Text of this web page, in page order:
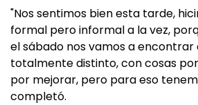
"Nos sentimos bien esta tarde,
formal pero informal a la vez,
el sábado nos vamos a encontrar
totalmente distinto, con cosas
por mejorar, pero para eso
completó.